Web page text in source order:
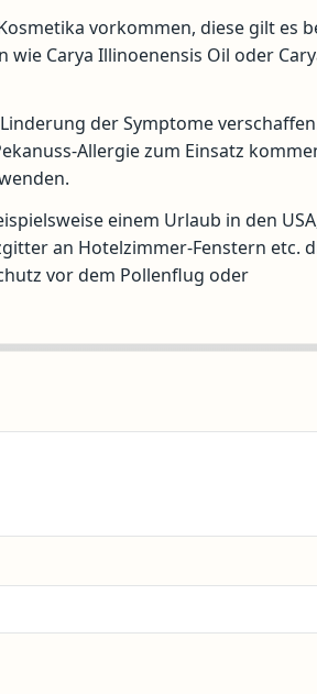
vorkommen, diese gilt es
Carya Illinoenensis Oil oder
der Symptome
Allergie zum Einsatz
einem Urlaub in den
an Hotelzimmer-Fenstern etc.
vor dem Pollenflug oder